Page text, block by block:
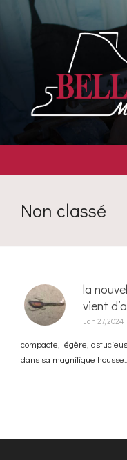
Non classé
la
vient
Jan 27, 2024
compacte, légère,
dans sa magnifique